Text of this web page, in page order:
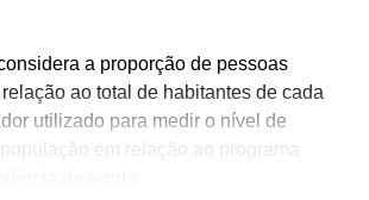
a proporção de pessoas
ao total de habitantes de cada
utilizado para medir o nível de
em relação ao programa